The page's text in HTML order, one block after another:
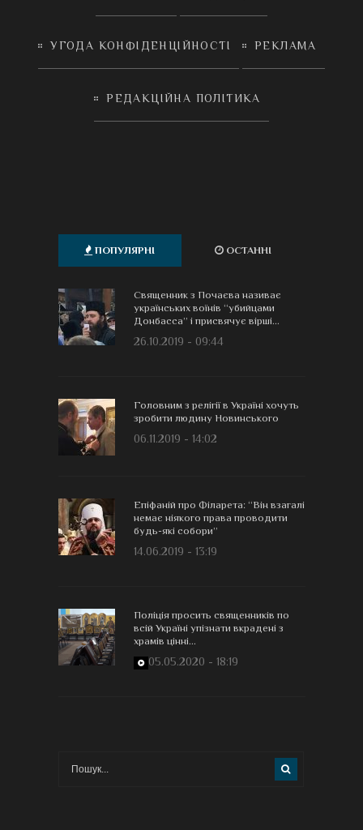
УГОДА КОНФІДЕНЦІЙНОСТІ РЕКЛАМА
РЕДАКЦІЙНА ПОЛІТИКА
ПОПУЛЯРНІ ОСТАННІ
Священник з Почаєва називає
українських воїнів “убийцами
Донбасса” і присвячує вірші...
26.10.2019 - 09:44
Головним з релігії в Україні хочуть
зробити людину Новинського
06.11.2019 - 14:02
Епіфаній про Філарета: “Він взагалі
немає ніякого права проводити
будь-які собори”
14.06.2019 - 13:19
Поліція просить священників по
всій Україні упізнати вкрадені з
храмів цінні...
05.05.2020 - 18:19